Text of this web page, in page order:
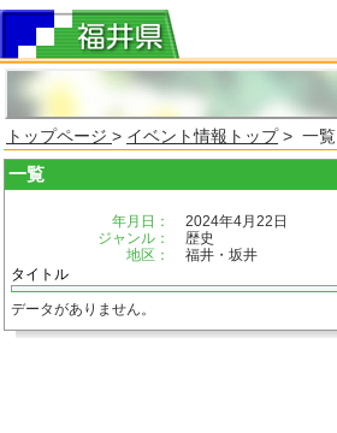
トップページ > イベント情報トップ> 一覧
一覧
年月日：
2024年4月22日
ジャンル：
歴史
地区：
福井・坂井
タイトル
データがありません。